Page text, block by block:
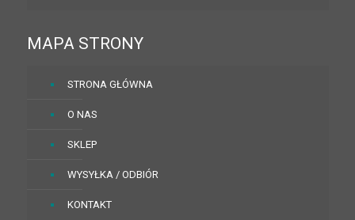
MAPA STRONY
STRONA GŁÓWNA
O NAS
SKLEP
WYSYŁKA / ODBIÓR
KONTAKT